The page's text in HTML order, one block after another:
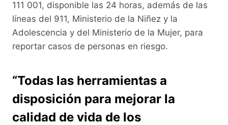
111 001, disponible las 24 horas, además de las
líneas del 911, Ministerio de la Niñez y la
Adolescencia y del Ministerio de la Mujer, para
reportar casos de personas en riesgo.
“Todas las herramientas a
disposición para mejorar la
calidad de vida de los